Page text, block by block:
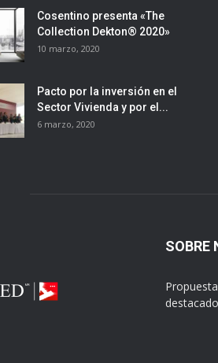
Cosentino presenta «The
Collection Dekton® 2020»
10 marzo, 2020
Pacto por la inversión en el
Sector Vivienda y por el...
6 marzo, 2020
SOBRE